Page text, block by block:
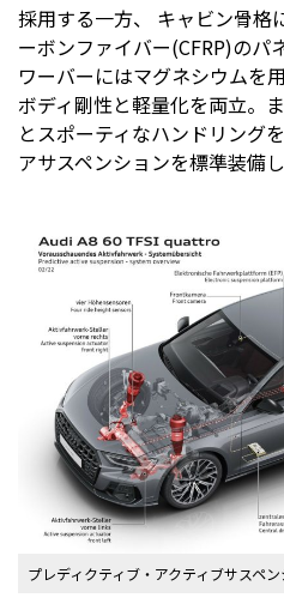
採用する一方、 キャビン骨格
ーボンファイバー(CFRP)のパ
ワーバーにはマグネシウムを
ボディ剛性と軽量化を両立。
とスポーティなハンドリング
アサスペンションを標準装備し
プレディクティブ・アクティブサスペ